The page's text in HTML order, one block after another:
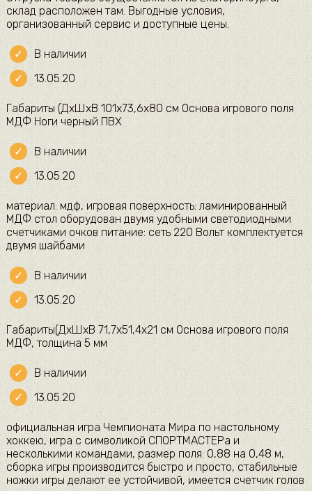
склад расположен там. Выгодные условия,
организованный сервис и доступные цены.
В наличии
13.05.20
Габариты (ДхШхВ 101х73,6х80 см Основа игрового поля
МДФ Ноги черный ПВХ
В наличии
13.05.20
материал: мдф, игровая поверхность: ламинированный
МДФ стол оборудован двумя удобными светодиодными
счетчиками очков питание: сеть 220 Вольт комплектуется
двумя шайбами
В наличии
13.05.20
Габариты(ДхШхВ 71,7х51,4х21 см Основа игрового поля
МДФ, толщина 5 мм
В наличии
13.05.20
официальная игра Чемпионата Мира по настольному
хоккею, игра с символикой СПОРТМАСТЕРа и
несколькими командами, размер поля: 0,88 на 0,48 м,
сборка игры производится быстро и просто, стабильные
ножки игры делают ее устойчивой, имеется счетчик голов